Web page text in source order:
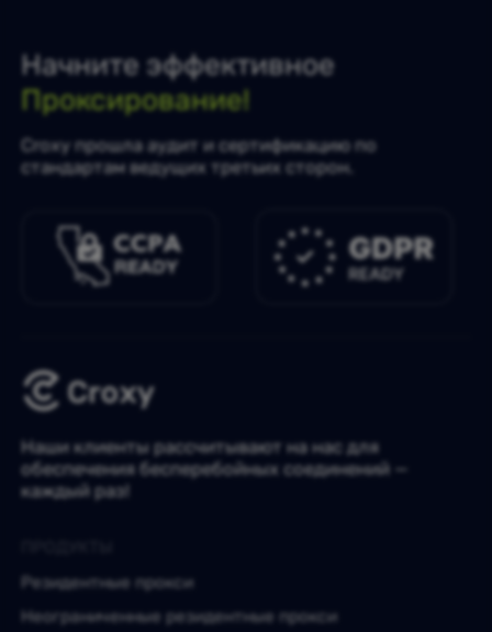
Начните эффективное
Проксирование!
Croxy прошла аудит и сертификацию по
стандартам ведущих третьих сторон.
Наши клиенты рассчитывают на нас для
обеспечения бесперебойных соединений —
каждый раз!
Резидентные прокси
Неограниченные резидентные прокси